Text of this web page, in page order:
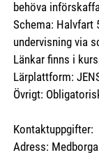
behöva
Schema: Halvfart
undervisning via
Länkar finns i
Lärplattform:
Övrigt:
Kontaktuppgifter:
Adress: